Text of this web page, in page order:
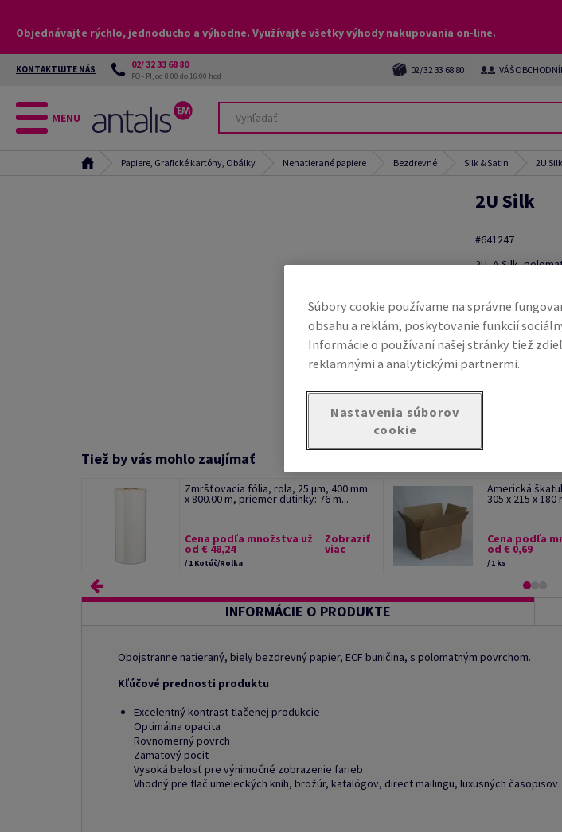
Objednávajte rýchlo, jednoducho a výhodne. Využívajte všetky výhody nakupovania on-line.
KONTAKTUJTE NÁS 02/ 32 33 68 80
PO - PI, od 8:00 do 16:00 hod 02/ 32 33 68 80 VÁŠ
MENU
Papiere, Grafické kartóny, Obálky Nenatierané papiere Bezdrevné Silk & Satin 2U Silk
2U Silk
#641247
2U, A Silk,
bezdrevný ECF,
100 % PEFC
Kompletný
Tiež by vás mohlo zaujímať
Zmršťovacia fólia, rola, 25 µm, 400 mm
x 800.00 m, priemer dutinky: 76 m...
Cena podľa množstva už
od € 48,24
/ 1 Kotúč/Rolka
Zobraziť
viac
Americká
305 x 215 x 180
Cena podľa
od € 0,69
/ 1 ks
INFORMÁCIE O PRODUKTE
Obojstranne natieraný, biely bezdrevný papier, ECF buničina, s polomatným povrchom.
Kľúčové prednosti produktu
Excelentný kontrast tlačenej produkcie
Optimálna opacita
Rovnomerný povrch
Zamatový pocit
Vysoká belosť pre výnimočné zobrazenie farieb
Vhodný pre tlač umeleckých kníh, brožúr, katalógov, direct mailingu, luxusných časopisov
Súbory cookie používame na správne
obsahu a reklám, poskytovanie funkcií
Informácie o používaní našej stránky tiež
reklamnými a analytickými partnermi.
Nastavenia súborov
cookie